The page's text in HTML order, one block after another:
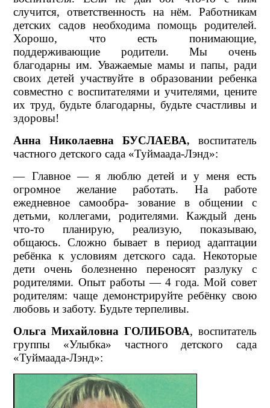
случится, ответственность на нём. Работникам
детских садов необходима помощь родителей.
Хорошо, что есть понимающие,
поддерживающие родители. Мы очень
благодарны им. Уважаемые мамы и папы, ради
своих детей участвуйте в образовании ребенка
совместно с воспитателями и учителями, цените
их труд, будьте благодарны, будьте счастливы и
здоровы!
Анна Николаевна БУСЛАЕВА,воспитатель
частного детского сада «Туймаада-Лэнд»:
— Главное — я люблю детей и у меня есть
огромное желание работать. На работе
ежедневное самообра- зование в общении с
детьми, коллегами, родителями. Каждый день
что-то планирую, реализую, показываю,
общаюсь. Сложно бывает в период адаптации
ребёнка к условиям детского сада. Некоторые
дети очень болезненно переносят разлуку с
родителями. Опыт работы — 4 года. Мой совет
родителям: чаще демонстрируйте ребёнку свою
любовь и заботу. Будьте терпеливы.
Ольга Михайловна ГОЛИБОВА, воспитатель
группы «Улыбка» частного детского сада
«Туймаада-Лэнд»: